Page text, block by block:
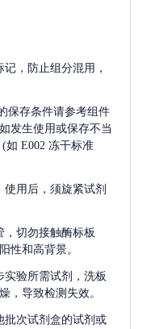
，防止组分混用，
保存条件请参考组件
发生使用或保存不当
(如 E002 冻干标准
用后，须旋紧试剂
切勿接触酶标板
性和高背景。
验所需试剂，洗板
，导致检测失效。
批次试剂盒的试剂或